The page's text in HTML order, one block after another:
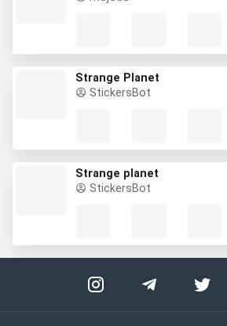
Strange Planet
StickersBot
Strange planet
StickersBot